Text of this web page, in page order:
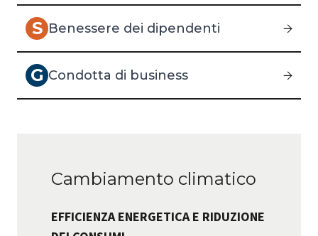
S Benessere dei dipendenti
G Condotta di business
Cambiamento climatico
EFFICIENZA ENERGETICA E RIDUZIONE